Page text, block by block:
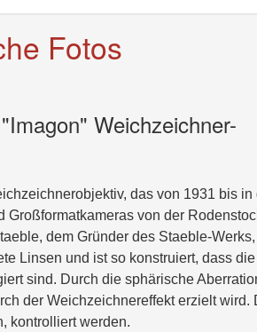
Fotos
Weichzeichner-
das von 1931 bis in
von der
dem Gründer des Staeble-Werks,
Linsen und ist so konstruiert, dass die
sind. Durch die sphärische
der Weichzeichnereffekt erzielt wird.
kontrolliert werden.